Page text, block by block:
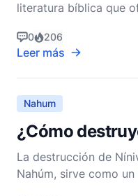
literatura bíblica que
imperio que alguna
contexto histórico y
nuestra comprensión
proporciona
0 206
Leer más
Nahum
¿Cómo
La destrucción de
Nahúm, sirve como